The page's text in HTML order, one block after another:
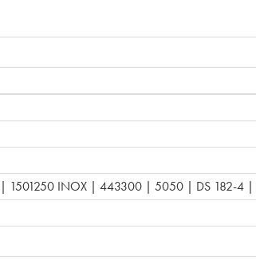
1501250 INOX | 443300 | 5050 | DS 182-4